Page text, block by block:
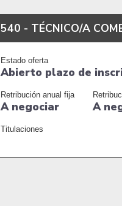
540 - TÉCNICO/A
Estado oferta
Abierto plazo de
Retribución anual fija
A negociar A
Titulaciones